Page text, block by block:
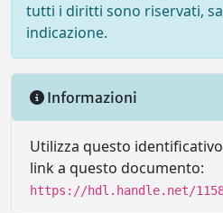
tutti i diritti sono riservati,
indicazione.
Informazioni
Utilizza questo
link a questo documento:
https://hdl.handle.net/